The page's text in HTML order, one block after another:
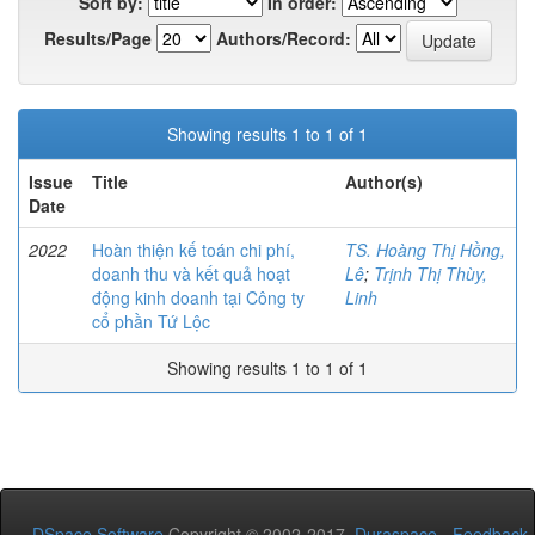
Results/Page
Authors/Record:
Showing results 1 to 1 of 1
Issue
Date
Title Author(s)
2022
Hoàn thiện kế toán chi phí,
doanh thu và kết quả hoạt
động kinh doanh tại Công ty
cổ phần Tứ Lộc
TS. Hoàng Thị Hồng,
Lê; Trịnh Thị Thùy,
Linh
Showing results 1 to 1 of 1